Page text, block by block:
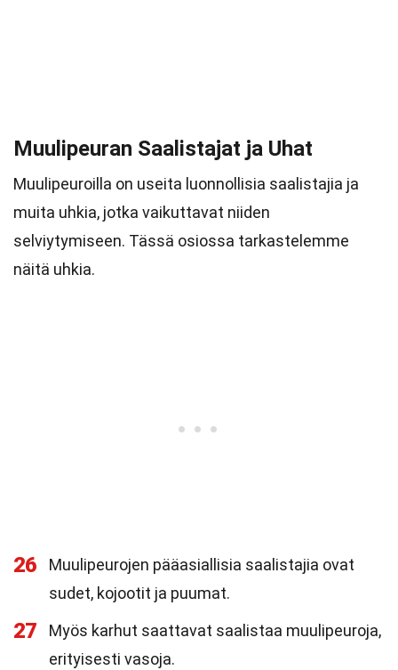
Muulipeuran Saalistajat ja Uhat
Muulipeuroilla on useita luonnollisia saalistajia ja
muita uhkia, jotka vaikuttavat niiden
selviytymiseen. Tässä osiossa tarkastelemme
näitä uhkia.
26
Muulipeurojen pääasiallisia saalistajia ovat
sudet, kojootit ja puumat.
27
Myös karhut saattavat saalistaa muulipeuroja,
erityisesti vasoja.